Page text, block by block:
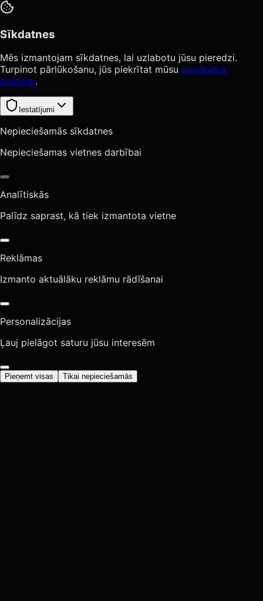
Sīkdatnes
Mēs izmantojam sīkdatnes, lai uzlabotu jūsu pieredzi.
Turpinot pārlūkošanu, jūs piekrītat mūsu privātuma
politikai.
Iestatījumi
Nepieciešamās sīkdatnes
Nepieciešamas vietnes darbībai
Analītiskās
Palīdz saprast, kā tiek izmantota vietne
Reklāmas
Izmanto aktuālāku reklāmu rādīšanai
Personalizācijas
Ļauj pielāgot saturu jūsu interesēm
Pieņemt visas Tikai nepieciešamās